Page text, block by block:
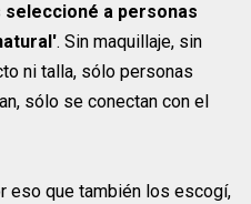
seleccioné a personas
. Sin maquillaje, sin
ni talla, sólo personas
sólo se conectan con el
eso que también los escogí,